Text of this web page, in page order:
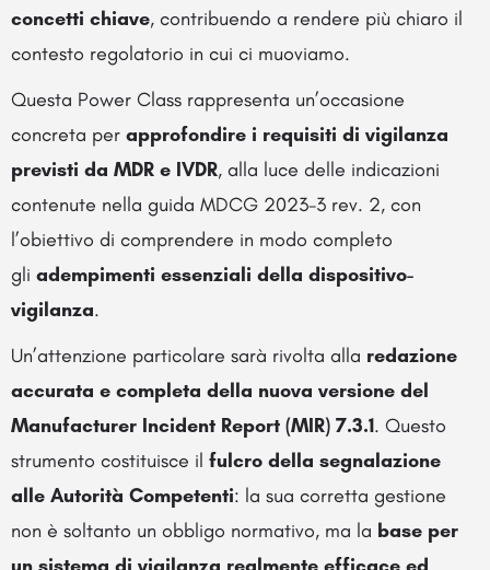
concetti chiave, contribuendo a rendere più chiaro il
contesto regolatorio in cui ci muoviamo.
Questa Power Class rappresenta un’occasione
concreta per approfondire i requisiti di vigilanza
previsti da MDR e IVDR, alla luce delle indicazioni
contenute nella guida MDCG 2023-3 rev. 2, con
l’obiettivo di comprendere in modo completo
gli adempimenti essenziali della dispositivo-
vigilanza.
Un’attenzione particolare sarà rivolta alla redazione
accurata e completa della nuova versione del
Manufacturer Incident Report (MIR) 7.3.1. Questo
strumento costituisce il fulcro della segnalazione
alle Autorità Competenti: la sua corretta gestione
non è soltanto un obbligo normativo, ma la base per